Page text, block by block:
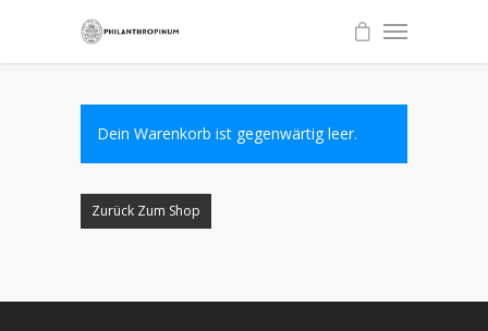
Dein Warenkorb ist gegenwärtig leer.
Zurück Zum Shop